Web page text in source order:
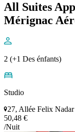
All Suites
Mérignac
2 (+1 Des énfants)
Studio
27, Allée Felix Nadar
50,48 €
/Nuit